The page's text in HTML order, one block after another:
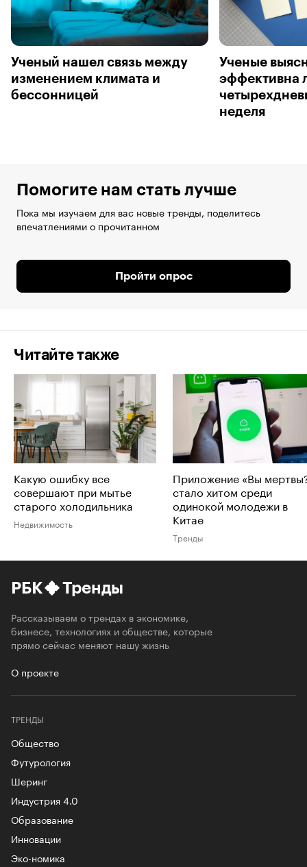
Ученый нашел связь между
изменением климата и
бессонницей
Ученые
эффективна
неделя
Помогите нам стать лучше
Пока мы изучаем для вас новые тренды, поделитесь
впечатлениями о прочитанном
Пройти опрос
Читайте также
Какую ошибку все
совершают при мытье
старого холодильника
Недвижимость
Приложение «Вы
стало хитом среди
одинокой молодежи в
Китае
Тренды
РБК Тренды
Рассказываем о трендах в экономике,
бизнесе, технологиях и обществе, которые
прямо сейчас меняют нашу жизнь
О проекте
ТРЕНДЫ
Общество
Футурология
Шеринг
Индустрия 4.0
Образование
Инновации
Эко-номика